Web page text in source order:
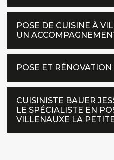
POSE DE CUISINE À
UN
POSE ET RÉNOVATION
CUISINISTE BAUER
LE SPÉCIALISTE EN
VILLENAUXE LA